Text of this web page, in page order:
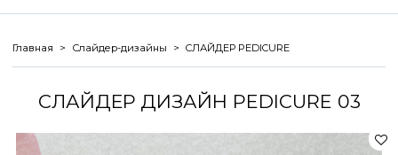
Главная Слайдер-дизайны СЛАЙДЕР PEDICURE
СЛАЙДЕР ДИЗАЙН PEDICURE 03